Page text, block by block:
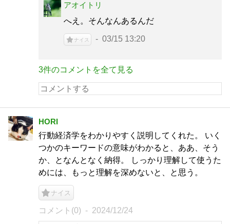
アオイトリ
へえ。そんなんあるんだ
ナイス 03/15 13:20
3件のコメントを全て見る
HORI
行動経済学をわかりやすく説明してくれた。 いく
つかのキーワードの意味がわかると、ああ、そう
か、となんとなく納得。 しっかり理解して使うた
めには、もっと理解を深めないと、と思う。
ナイス
コメント(0) 2024/12/24